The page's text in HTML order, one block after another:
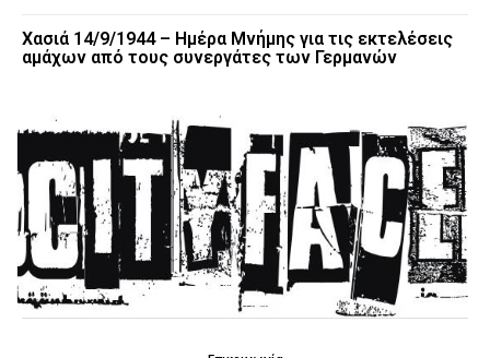
Χασιά 14/9/1944 – Ημέρα Μνήμης για τις εκτελέσεις
αμάχων από τους συνεργάτες των Γερμανών